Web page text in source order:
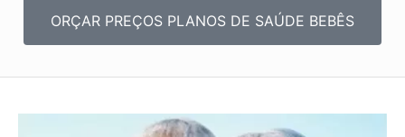
ORÇAR PREÇOS PLANOS DE SAÚDE BEBÊS